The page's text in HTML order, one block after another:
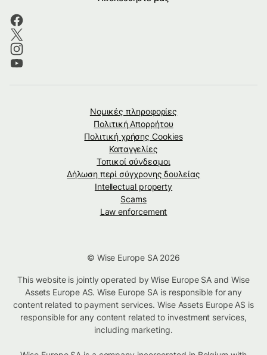
Νομικές πληροφορίες
Πολιτική Απορρήτου
Πολιτική χρήσης Cookies
Καταγγελίες
Τοπικοί σύνδεσμοι
Δήλωση περί σύγχρονης δουλείας
Intellectual property
Scams
Law enforcement
© Wise Europe SA 2026
This website is jointly operated by Wise Europe SA and Wise
Assets Europe AS. Wise Europe SA is responsible for any
content related to payment services. Wise Assets Europe AS is
responsible for any content related to investment services,
including marketing.